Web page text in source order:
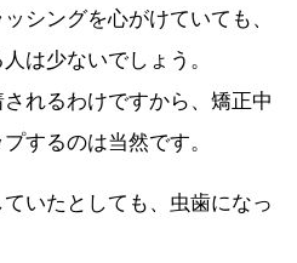
シングを心がけていても、
は少ないでしょう。
れるわけですから、矯正中
するのは当然です。
いたとしても、虫歯になっ